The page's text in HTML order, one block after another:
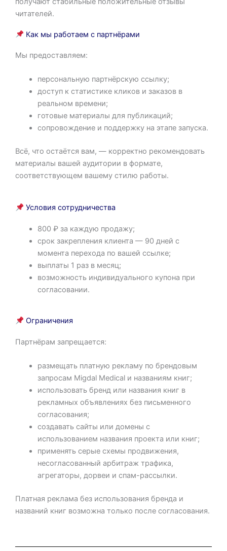
читателей.
Как мы работаем с партнёрами
Мы предоставляем:
персональную партнёрскую ссылку;
доступ к статистике кликов и заказов в
реальном времени;
готовые материалы для публикаций;
сопровождение и поддержку на этапе запуска.
Всё, что остаётся вам, — корректно рекомендовать
материалы вашей аудитории в формате,
соответствующем вашему стилю работы.
Условия сотрудничества
800 ₽ за каждую продажу;
срок закрепления клиента — 90 дней с
момента перехода по вашей ссылке;
выплаты 1 раз в месяц;
возможность индивидуального купона при
согласовании.
Ограничения
Партнёрам запрещается:
размещать платную рекламу по брендовым
запросам Migdal Medical и названиям книг;
использовать бренд или названия книг в
рекламных объявлениях без письменного
согласования;
создавать сайты или домены с
использованием названия проекта или книг;
применять серые схемы продвижения,
несогласованный арбитраж трафика,
агрегаторы, дорвеи и спам-рассылки.
Платная реклама без использования бренда и
названий книг возможна только после согласования.